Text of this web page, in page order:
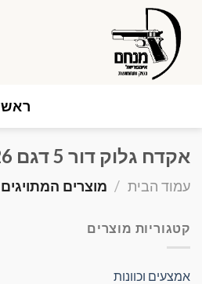
content
אקדח גלוק דור 5 דגם 26 פולימרי
עמוד הבית / מוצרים המתויגים “אקדח
קטגוריות מוצרים
אמצעים וכוונות